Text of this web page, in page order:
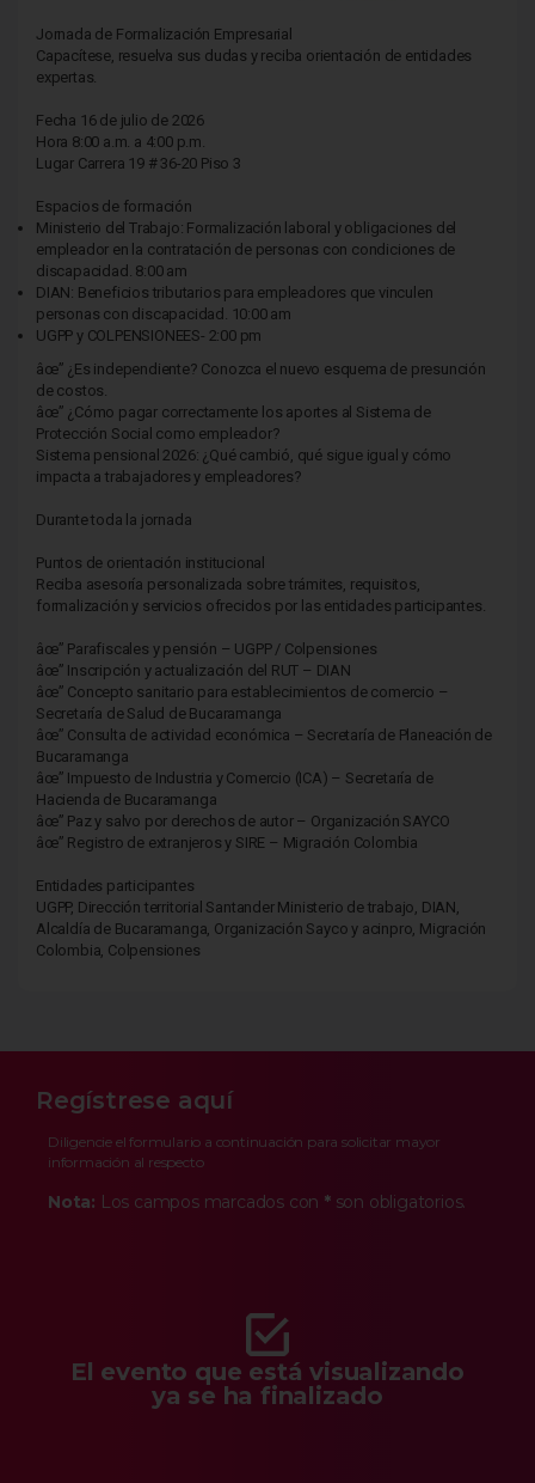
Jornada de Formalización Empresarial
Capacítese, resuelva sus dudas y reciba orientación de entidades
expertas.
Fecha 16 de julio de 2026
Hora 8:00 a.m. a 4:00 p.m.
Lugar Carrera 19 # 36-20 Piso 3
Espacios de formación
Ministerio del Trabajo: Formalización laboral y obligaciones del
empleador en la contratación de personas con condiciones de
discapacidad. 8:00 am
DIAN: Beneficios tributarios para empleadores que vinculen
personas con discapacidad. 10:00 am
UGPP y COLPENSIONEES- 2:00 pm
âœ” ¿Es independiente? Conozca el nuevo esquema de presunción
de costos.
âœ” ¿Cómo pagar correctamente los aportes al Sistema de
Protección Social como empleador?
Sistema pensional 2026: ¿Qué cambió, qué sigue igual y cómo
impacta a trabajadores y empleadores?
Durante toda la jornada
Puntos de orientación institucional
Reciba asesoría personalizada sobre trámites, requisitos,
formalización y servicios ofrecidos por las entidades participantes.
âœ” Parafiscales y pensión – UGPP / Colpensiones
âœ” Inscripción y actualización del RUT – DIAN
âœ” Concepto sanitario para establecimientos de comercio –
Secretaría de Salud de Bucaramanga
âœ” Consulta de actividad económica – Secretaría de Planeación de
Bucaramanga
âœ” Impuesto de Industria y Comercio (ICA) – Secretaría de
Hacienda de Bucaramanga
âœ” Paz y salvo por derechos de autor – Organización SAYCO
âœ” Registro de extranjeros y SIRE – Migración Colombia
Entidades participantes
UGPP, Dirección territorial Santander Ministerio de trabajo, DIAN,
Alcaldía de Bucaramanga, Organización Sayco y acinpro, Migración
Colombia, Colpensiones
Regístrese aquí
Diligencie el formulario a continuación para solicitar mayor
información al respecto
Nota: Los campos marcados con *son obligatorios.
El evento que está visualizando
ya se ha finalizado